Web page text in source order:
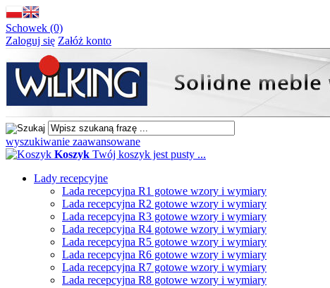
Schowek (0)
Zaloguj się Załóż konto
wyszukiwanie zaawansowane
Koszyk Twój koszyk jest pusty ...
Lady recepcyjne
Lada recepcyjna R1 gotowe wzory i wymiary
Lada recepcyjna R2 gotowe wzory i wymiary
Lada recepcyjna R3 gotowe wzory i wymiary
Lada recepcyjna R4 gotowe wzory i wymiary
Lada recepcyjna R5 gotowe wzory i wymiary
Lada recepcyjna R6 gotowe wzory i wymiary
Lada recepcyjna R7 gotowe wzory i wymiary
Lada recepcyjna R8 gotowe wzory i wymiary